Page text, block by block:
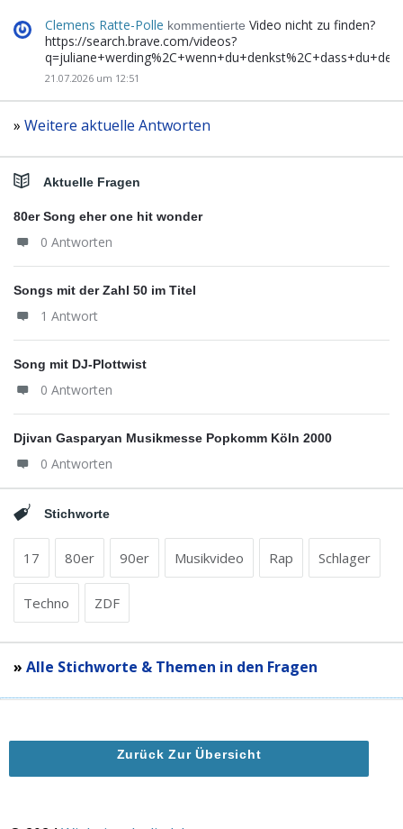
Clemens Ratte-Polle kommentierte Video nicht zu finden?
https://search.brave.com/videos?
21.07.2026 um 12:51
» Weitere aktuelle Antworten
Aktuelle Fragen
80er Song eher one hit wonder
0 Antworten
Songs mit der Zahl 50 im Titel
1 Antwort
Song mit DJ-Plottwist
0 Antworten
Djivan Gasparyan Musikmesse Popkomm Köln 2000
0 Antworten
Stichworte
17 80er 90er Musikvideo Rap Schlager
Techno ZDF
» Alle Stichworte & Themen in den Fragen
Zurück Zur Übersicht